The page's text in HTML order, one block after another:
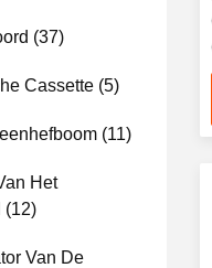
(37)
Cassette (5)
(11)
Het
(12)
Van De